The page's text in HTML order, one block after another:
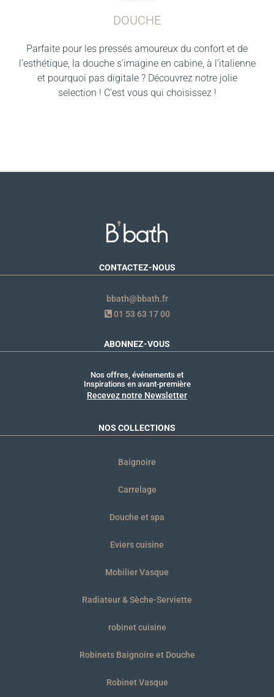
DOUCHE
Parfaite pour les pressés amoureux du confort et de
l’esthétique, la douche s’imagine en cabine, à l’italienne
et pourquoi pas digitale ? Découvrez notre jolie
selection ! C’est vous qui choisissez !
CONTACTEZ-NOUS
bbath@bbath.fr
01 53 63 17 00
ABONNEZ-VOUS
Nos offres, événements et
Inspirations en avant-première
Recevez notre Newsletter
NOS COLLECTIONS
Baignoire
Carrelage
Douche et spa
Eviers cuisine
Mobilier Vasque
Radiateur & Sèche-Serviette
robinet cuisine
Robinets Baignoire et Douche
Robinet Vasque